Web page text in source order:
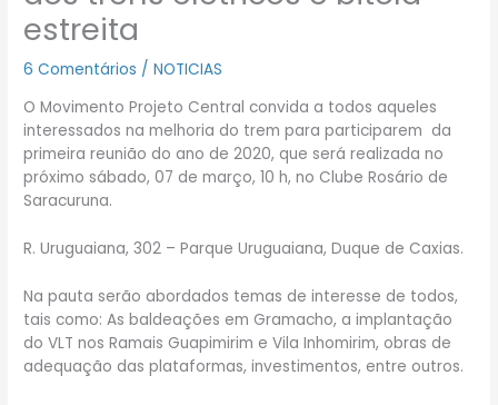
estreita
6 Comentários /NOTICIAS
O Movimento Projeto Central convida a todos aqueles
interessados na melhoria do trem para participarem da
primeira reunião do ano de 2020, que será realizada no
próximo sábado, 07 de março, 10 h, no Clube Rosário de
Saracuruna.
R. Uruguaiana, 302 – Parque Uruguaiana, Duque de Caxias.
Na pauta serão abordados temas de interesse de todos,
tais como: As baldeações em Gramacho, a implantação
do VLT nos Ramais Guapimirim e Vila Inhomirim, obras de
adequação das plataformas, investimentos, entre outros.